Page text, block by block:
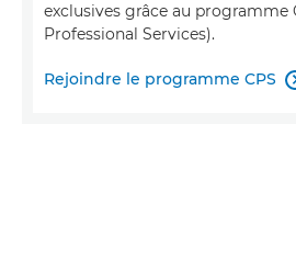
exclusives grâce au programme
Professional Services).
Rejoindre le programme CPS